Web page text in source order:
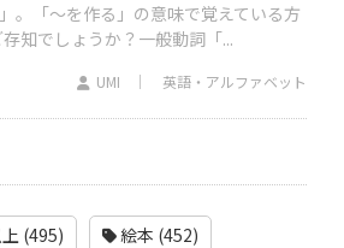
。「～を作る」の意味で覚えている方
知でしょうか？一般動詞「...
UMI 英語・アルファベット
(495) 絵本 (452)